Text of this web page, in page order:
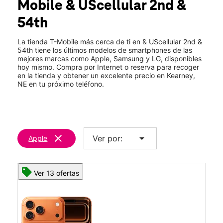
Sáb.: 10:00 a.m. a 7:00 p.m.
5306 2nd Ave Ste C Kearney, NE 68847
Mobile & UScellular 2nd &
54th
La tienda T-Mobile más cerca de ti en & UScellular 2nd &
54th tiene los últimos modelos de smartphones de las
mejores marcas como Apple, Samsung y LG, disponibles
hoy mismo. Compra por Internet o reserva para recoger
en la tienda y obtener un excelente precio en Kearney,
NE en tu próximo teléfono.
Apple clear Ver por: arrow_drop_down
Ver 13 ofertas